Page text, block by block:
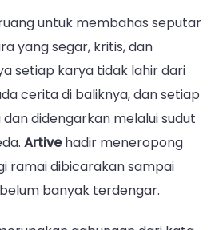
untuk membahas seputar
yang segar, kritis, dan
setiap karya tidak lahir dari
cerita di baliknya, dan setiap
didengarkan melalui sudut
Artivehadir meneropong
ramai dibicarakan sampai
banyak terdengar.